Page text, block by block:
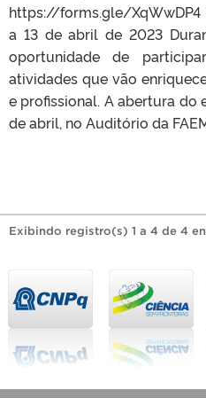
https://forms.gle/XqWwDP4
a 13 de abril de 2023
oportunidade de
atividades que vão
e profissional. A abertura do
de abril, no Auditório da
Exibindo registro(s) 1 a 4 de 4